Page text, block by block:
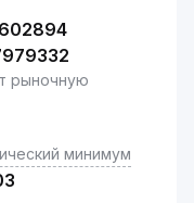
рыночную
минимум